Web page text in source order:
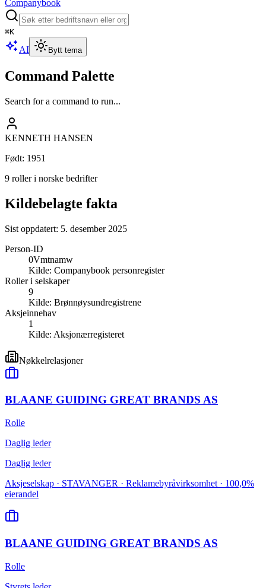
Companybook
⌘K
AI Bytt tema
Command Palette
Search for a command to run...
KENNETH HANSEN
Født: 1951
9 roller i norske bedrifter
Kildebelagte fakta
Sist oppdatert: 5. desember 2025
Person-ID
0Vmtnamw
Kilde: Companybook personregister
Roller i selskaper
9
Kilde: Brønnøysundregistrene
Aksjeinnehav
1
Kilde: Aksjonærregisteret
Nøkkelrelasjoner
BLAANE GUIDING GREAT BRANDS AS
Rolle
Daglig leder
Daglig leder
Aksjeselskap · STAVANGER · Reklamebyråvirksomhet · 100,0%
eierandel
BLAANE GUIDING GREAT BRANDS AS
Rolle